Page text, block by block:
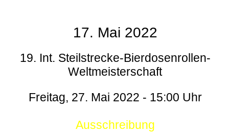
17. Mai 2022
19. Int. Steilstrecke-Bierdosenrollen-
Weltmeisterschaft
Freitag, 27. Mai 2022 - 15:00 Uhr
Ausschreibung